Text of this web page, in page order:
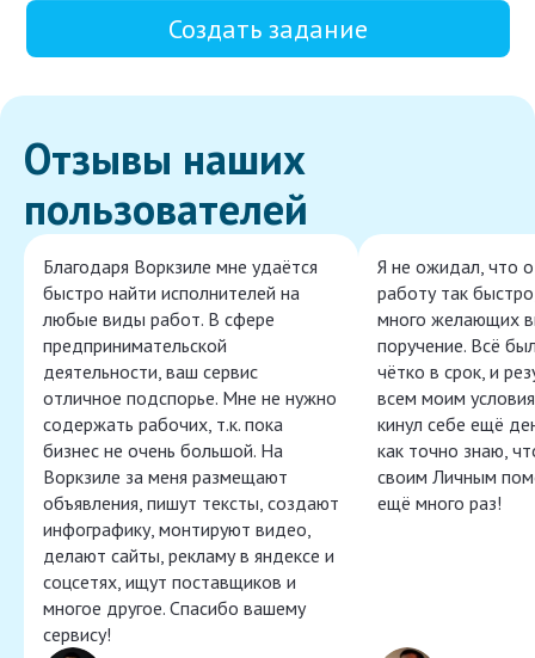
Создать задание
Отзывы наших
пользователей
Благодаря Воркзиле мне удаётся
быстро найти исполнителей на
любые виды работ. В сфере
предпринимательской
деятельности, ваш сервис
отличное подспорье. Мне не нужно
содержать рабочих, т.к. пока
бизнес не очень большой. На
Воркзиле за меня размещают
объявления, пишут тексты, создают
инфографику, монтируют видео,
делают сайты, рекламу в яндексе и
соцсетях, ищут поставщиков и
многое другое. Спасибо вашему
сервису!
Я не ожидал, что
работу так
много желающих
поручение. Всё
чётко в срок, и
всем моим
кинул себе ещё
как точно знаю,
своим Личным
ещё много раз!